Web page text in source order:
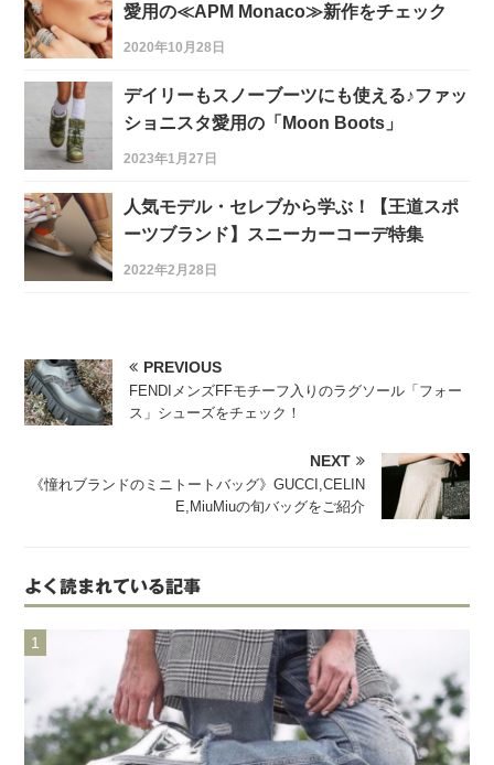
愛用の≪APM Monaco≫新作をチェック
2020年10月28日
デイリーもスノーブーツにも使える♪ファッ
ショニスタ愛用の「Moon Boots」
2023年1月27日
人気モデル・セレブから学ぶ！【王道スポ
ーツブランド】スニーカーコーデ特集
2022年2月28日
PREVIOUS
FENDIメンズFFモチーフ入りのラグソール「フォー
ス」シューズをチェック！
NEXT
《憧れブランドのミニトートバッグ》GUCCI,CELIN
E,MiuMiuの旬バッグをご紹介
よく読まれている記事